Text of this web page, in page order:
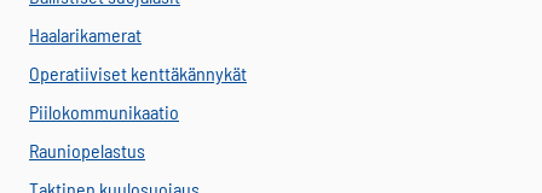
Haalarikamerat
Operatiiviset kenttäkännykät
Piilokommunikaatio
Rauniopelastus